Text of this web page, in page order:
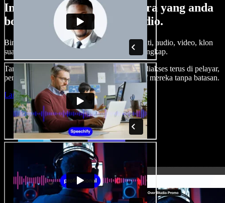
Ini hanya sebahagian perkara yang anda
boleh buat di Speechify Studio.
Bina suara latar, tambah imej stok tanpa royalti, audio, video, klon
suara anda, untuk projek audio video yang lengkap.
Tanpa keluk pembelajaran dan semua boleh diakses terus di pelayar,
pencipta boleh realisasikan segala idea kreatif mereka tanpa batasan.
Lancarkan Studio